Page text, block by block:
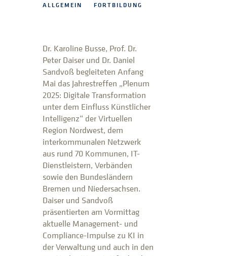
ALLGEMEIN FORTBILDUNG
Dr. Karoline Busse, Prof. Dr.
Peter Daiser und Dr. Daniel
Sandvoß begleiteten Anfang
Mai das Jahrestreffen „Plenum
2025: Digitale Transformation
unter dem Einfluss Künstlicher
Intelligenz“ der Virtuellen
Region Nordwest, dem
interkommunalen Netzwerk
aus rund 70 Kommunen, IT-
Dienstleistern, Verbänden
sowie den Bundesländern
Bremen und Niedersachsen.
Daiser und Sandvoß
präsentierten am Vormittag
aktuelle Management- und
Compliance-Impulse zu KI in
der Verwaltung und auch in den